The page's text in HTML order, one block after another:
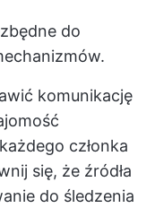
do
komunikację
członka
się, że źródła
do śledzenia